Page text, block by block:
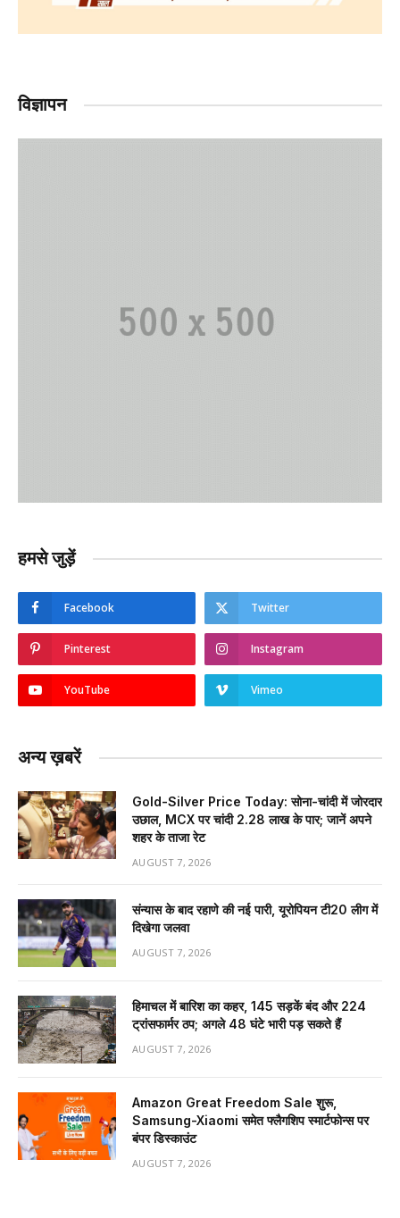
विज्ञापन
हमसे जुड़ें
Facebook Twitter
Pinterest Instagram
YouTube Vimeo
अन्य ख़बरें
Gold-Silver Price Today: सोना-चांदी में जोरदार
उछाल, MCX पर चांदी ₹2.28 लाख के पार; जानें अपने
शहर के ताजा रेट
AUGUST 7, 2026
संन्यास के बाद रहाणे की नई पारी, यूरोपियन टी20 लीग में
दिखेगा जलवा
AUGUST 7, 2026
हिमाचल में बारिश का कहर, 145 सड़कें बंद और 224
ट्रांसफार्मर ठप; अगले 48 घंटे भारी पड़ सकते हैं
AUGUST 7, 2026
Amazon Great Freedom Sale शुरू,
Samsung-Xiaomi समेत फ्लैगशिप स्मार्टफोन्स पर
बंपर डिस्काउंट
AUGUST 7, 2026